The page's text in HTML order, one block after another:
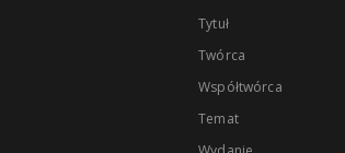
Tytuł
Twórca
Współtwórca
Temat